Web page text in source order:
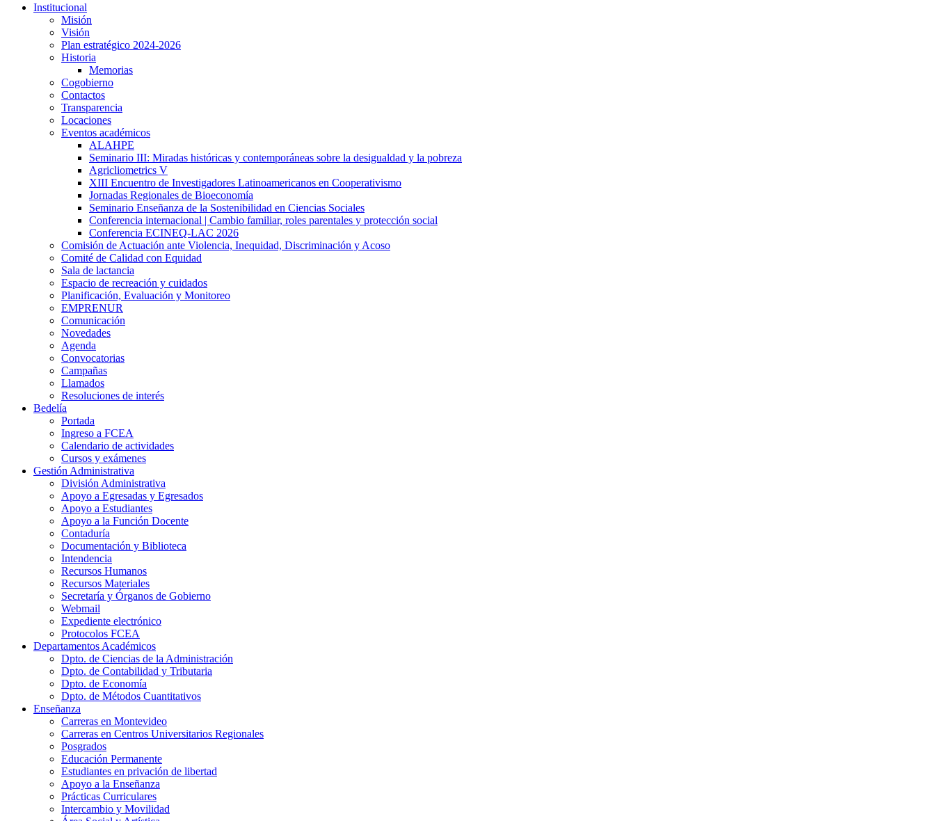
Institucional
Misión
Visión
Plan estratégico 2024-2026
Historia
Memorias
Cogobierno
Contactos
Transparencia
Locaciones
Eventos académicos
ALAHPE
Seminario III: Miradas históricas y contemporáneas sobre la desigualdad y la pobreza
Agricliometrics V
XIII Encuentro de Investigadores Latinoamericanos en Cooperativismo
Jornadas Regionales de Bioeconomía
Seminario Enseñanza de la Sostenibilidad en Ciencias Sociales
Conferencia internacional | Cambio familiar, roles parentales y protección social
Conferencia ECINEQ-LAC 2026
Comisión de Actuación ante Violencia, Inequidad, Discriminación y Acoso
Comité de Calidad con Equidad
Sala de lactancia
Espacio de recreación y cuidados
Planificación, Evaluación y Monitoreo
EMPRENUR
Comunicación
Novedades
Agenda
Convocatorias
Campañas
Llamados
Resoluciones de interés
Bedelía
Portada
Ingreso a FCEA
Calendario de actividades
Cursos y exámenes
Gestión Administrativa
División Administrativa
Apoyo a Egresadas y Egresados
Apoyo a Estudiantes
Apoyo a la Función Docente
Contaduría
Documentación y Biblioteca
Intendencia
Recursos Humanos
Recursos Materiales
Secretaría y Órganos de Gobierno
Webmail
Expediente electrónico
Protocolos FCEA
Departamentos Académicos
Dpto. de Ciencias de la Administración
Dpto. de Contabilidad y Tributaria
Dpto. de Economía
Dpto. de Métodos Cuantitativos
Enseñanza
Carreras en Montevideo
Carreras en Centros Universitarios Regionales
Posgrados
Educación Permanente
Estudiantes en privación de libertad
Apoyo a la Enseñanza
Prácticas Curriculares
Intercambio y Movilidad